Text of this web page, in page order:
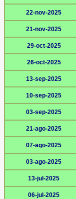
22-nov-2025
21-nov-2025
29-oct-2025
26-oct-2025
13-sep-2025
10-sep-2025
03-sep-2025
21-ago-2025
07-ago-2025
03-ago-2025
13-jul-2025
06-jul-2025